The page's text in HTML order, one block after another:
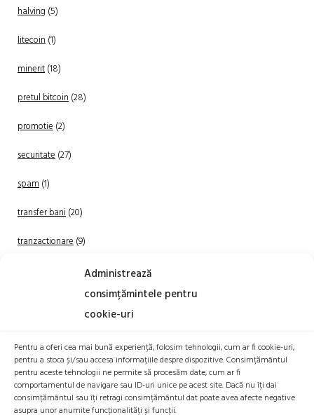
Administrează
consimțămintele pentru
cookie-uri
Pentru a oferi cea mai bună experiență, folosim tehnologii, cum ar fi cookie-uri,
pentru a stoca și/sau accesa informațiile despre dispozitive. Consimțământul
pentru aceste tehnologii ne permite să procesăm date, cum ar fi
comportamentul de navigare sau ID-uri unice pe acest site. Dacă nu îți dai
consimțământul sau îți retragi consimțământul dat poate avea afecte negative
asupra unor anumite funcționalități și funcții.
halving (5)
litecoin(1)
minerit(18)
pretul bitcoin(28)
promotie(2)
securitate(27)
spam(1)
transfer bani(20)
tranzactionare(9)
(20)
TRANZACTIONEAZA